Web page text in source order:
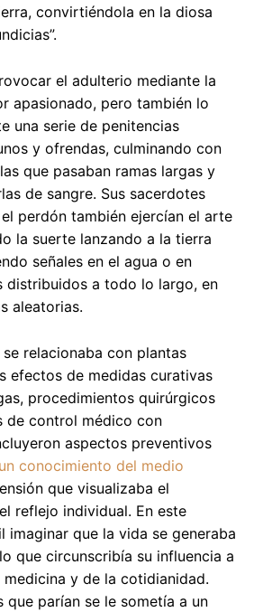
convirtiéndola en la diosa
el adulterio mediante la
apasionado, pero también lo
una serie de penitencias
y ofrendas, culminando con
que pasaban ramas largas y
de sangre. Sus sacerdotes
perdón también ejercían el arte
la suerte lanzando a la tierra
señales en el agua o en
distribuidos a todo lo largo, en
aleatorias.
relacionaba con plantas
efectos de medidas curativas
procedimientos quirúrgicos
de control médico con
aspectos preventivos
un conocimiento del medio
que visualizaba el
reflejo individual. En este
imaginar que la vida se generaba
que circunscribía su influencia a
medicina y de la cotidianidad.
que parían se le sometía a un